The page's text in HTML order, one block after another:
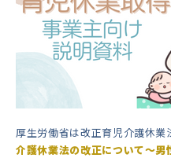
厚生労働省は改正育児介護休
介護休業法の改正について～男